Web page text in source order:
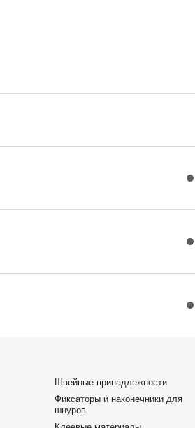
Швейные принадлежности
Фиксаторы и наконечники для
шнуров